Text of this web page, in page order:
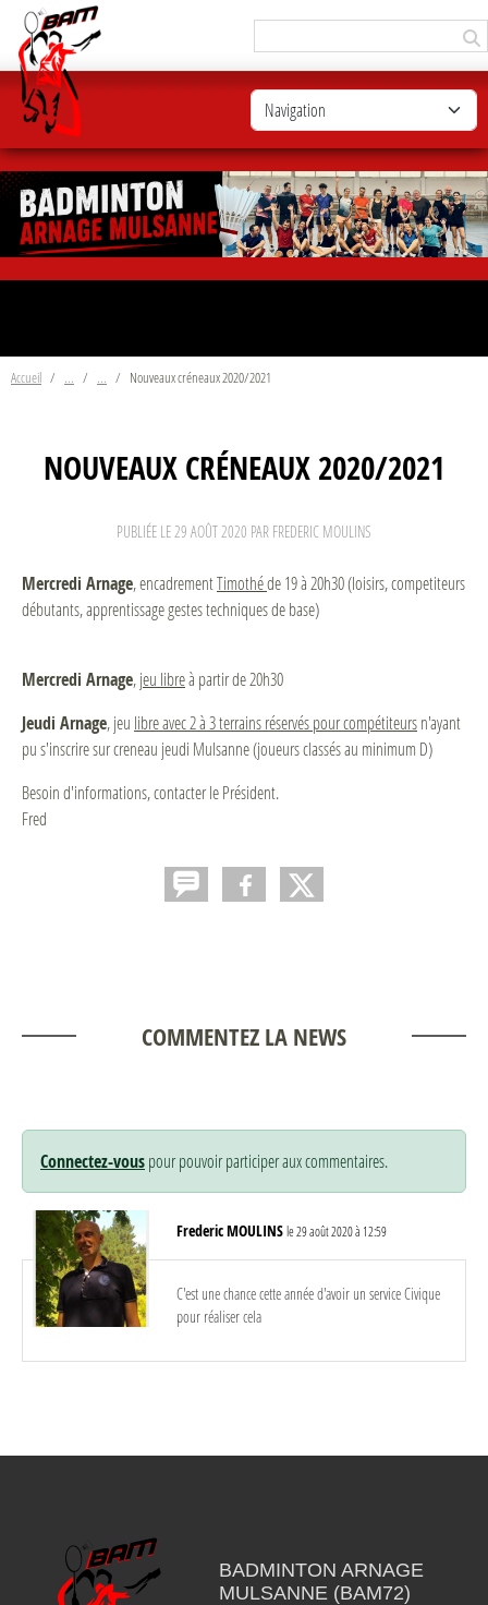
Accueil Nouveaux créneaux 2020/2021
NOUVEAUX CRÉNEAUX 2020/2021
PUBLIÉE LE 29 AOÛT 2020 PAR FREDERIC MOULINS
Mercredi Arnage, encadrementTimothéde 19 à 20h30 (loisirs, competiteurs
débutants, apprentissage gestes techniques de base)
Mercredi Arnage,jeu libreà partir de 20h30
Jeudi Arnage, jeu libre avec 2 à 3 terrains réservés pour compétiteursn'ayant
pu s'inscrire sur creneau jeudi Mulsanne (joueurs classés au minimum D)
Besoin d'informations, contacter le Président.
Fred
COMMENTEZ LA NEWS
Connectez-vouspour pouvoir participer aux commentaires.
Frederic MOULINS le 29 août 2020 à 12:59
C'est une chance cette année d'avoir un service Civique
pour réaliser cela
BADMINTON ARNAGE
MULSANNE (BAM72)
Panneau de gestion des cookies